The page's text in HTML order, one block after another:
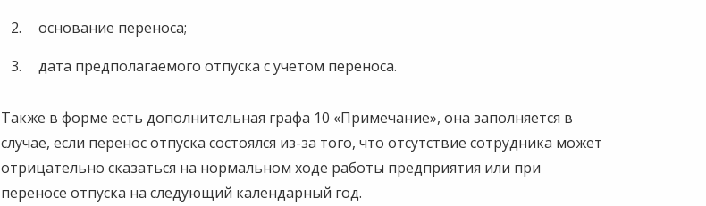
основание переноса;
дата предполагаемого отпуска с учетом переноса.
Также в форме есть дополнительная графа 10 «Примечание», она заполняется в
случае, если перенос отпуска состоялся из-за того, что отсутствие сотрудника может
отрицательно сказаться на нормальном ходе работы предприятия или при
переносе отпуска на следующий календарный год.